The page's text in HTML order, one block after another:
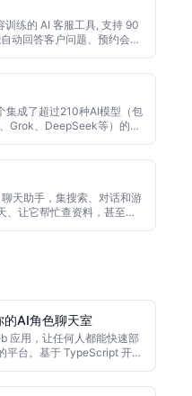
练的 AI 客服工具, 支持 90
动回答客户问题、预约会
成了超过210种AI模型（包
Grok、DeepSeek等）的聊
、多模态生成和答案对比。
天助手，集搜索、对话和游
、让它帮忙查资料，甚至和
AI角色聊天室
应用，让任何人都能快速部
平台。基于 TypeScript 开